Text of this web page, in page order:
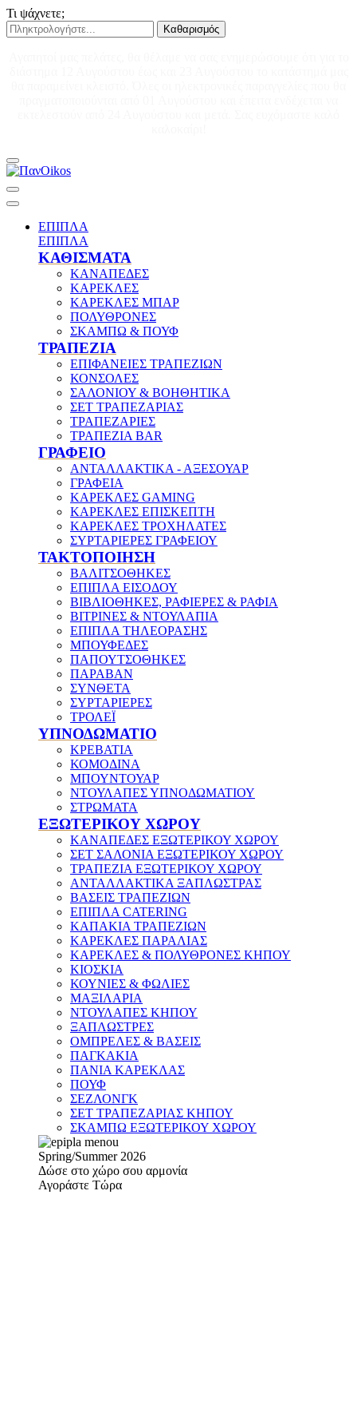
Τι ψάχνετε;
Καθαρισμός
ΕΠΙΠΛΑ
ΕΠΙΠΛΑ
ΚΑΘΙΣΜΑΤΑ
ΚΑΝΑΠΕΔΕΣ
ΚΑΡΕΚΛΕΣ
ΚΑΡΕΚΛΕΣ ΜΠΑΡ
ΠΟΛΥΘΡΟΝΕΣ
ΣΚΑΜΠΩ & ΠΟΥΦ
ΤΡΑΠΕΖΙΑ
ΕΠΙΦΑΝΕΙΕΣ ΤΡΑΠΕΖΙΩΝ
ΚΟΝΣΟΛΕΣ
ΣΑΛΟΝΙΟΥ & ΒΟΗΘΗΤΙΚΑ
ΣΕΤ ΤΡΑΠΕΖΑΡΙΑΣ
ΤΡΑΠΕΖΑΡΙΕΣ
ΤΡΑΠΕΖΙΑ BAR
ΓΡΑΦΕΙΟ
ΑΝΤΑΛΛΑΚΤΙΚΑ - ΑΞΕΣΟΥΑΡ
ΓΡΑΦΕΙΑ
ΚΑΡΕΚΛΕΣ GAMING
ΚΑΡΕΚΛΕΣ ΕΠΙΣΚΕΠΤΗ
ΚΑΡΕΚΛΕΣ ΤΡΟΧΗΛΑΤΕΣ
ΣΥΡΤΑΡΙΕΡΕΣ ΓΡΑΦΕΙΟΥ
ΤΑΚΤΟΠΟΙΗΣΗ
ΒΑΛΙΤΣΟΘΗΚΕΣ
ΕΠΙΠΛΑ ΕΙΣΟΔΟΥ
ΒΙΒΛΙΟΘΗΚΕΣ, ΡΑΦΙΕΡΕΣ & ΡΑΦΙΑ
ΒΙΤΡΙΝΕΣ & ΝΤΟΥΛΑΠΙΑ
ΕΠΙΠΛΑ ΤΗΛΕΟΡΑΣΗΣ
ΜΠΟΥΦΕΔΕΣ
ΠΑΠΟΥΤΣΟΘΗΚΕΣ
ΠΑΡΑΒΑΝ
ΣΥΝΘΕΤΑ
ΣΥΡΤΑΡΙΕΡΕΣ
ΤΡΟΛΕΪ
ΥΠΝΟΔΩΜΑΤΙΟ
ΚΡΕΒΑΤΙΑ
ΚΟΜΟΔΙΝΑ
ΜΠΟΥΝΤΟΥΑΡ
ΝΤΟΥΛΑΠΕΣ ΥΠΝΟΔΩΜΑΤΙΟΥ
ΣΤΡΩΜΑΤΑ
ΕΞΩΤΕΡΙΚΟΥ ΧΩΡΟΥ
ΚΑΝΑΠΕΔΕΣ ΕΞΩΤΕΡΙΚΟΥ ΧΩΡΟΥ
ΣΕΤ ΣΑΛΟΝΙΑ ΕΞΩΤΕΡΙΚΟΥ ΧΩΡΟΥ
ΤΡΑΠΕΖΙΑ ΕΞΩΤΕΡΙΚΟΥ ΧΩΡΟΥ
ΑΝΤΑΛΛΑΚΤΙΚΑ ΞΑΠΛΩΣΤΡΑΣ
ΒΑΣΕΙΣ ΤΡΑΠΕΖΙΩΝ
ΕΠΙΠΛΑ CATERING
ΚΑΠΑΚΙΑ ΤΡΑΠΕΖΙΩΝ
ΚΑΡΕΚΛΕΣ ΠΑΡΑΛΙΑΣ
ΚΑΡΕΚΛΕΣ & ΠΟΛΥΘΡΟΝΕΣ ΚΗΠΟΥ
ΚΙΟΣΚΙΑ
ΚΟΥΝΙΕΣ & ΦΩΛΙΕΣ
ΜΑΞΙΛΑΡΙΑ
ΝΤΟΥΛΑΠΕΣ ΚΗΠΟΥ
ΞΑΠΛΩΣΤΡΕΣ
ΟΜΠΡΕΛΕΣ & ΒΑΣΕΙΣ
ΠΑΓΚΑΚΙΑ
ΠΑΝΙΑ ΚΑΡΕΚΛΑΣ
ΠΟΥΦ
ΣΕΖΛΟΝΓΚ
ΣΕΤ ΤΡΑΠΕΖΑΡΙΑΣ ΚΗΠΟΥ
ΣΚΑΜΠΩ ΕΞΩΤΕΡΙΚΟΥ ΧΩΡΟΥ
Spring/Summer 2026
Δώσε στο χώρο σου αρμονία
Αγοράστε Τώρα